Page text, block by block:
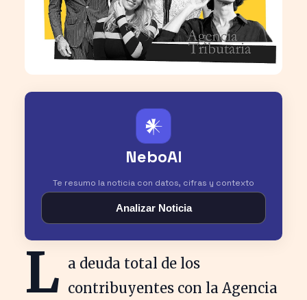
𒀭
NeboAI
Te resumo la noticia con datos, cifras y contexto
Analizar Noticia
L a deuda total de los
contribuyentes con la Agencia